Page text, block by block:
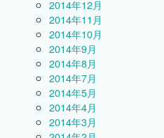
2014年12月
2014年11月
2014年10月
2014年9月
2014年8月
2014年7月
2014年5月
2014年4月
2014年3月